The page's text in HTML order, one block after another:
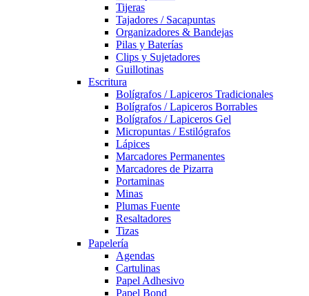
Tijeras
Tajadores / Sacapuntas
Organizadores & Bandejas
Pilas y Baterías
Clips y Sujetadores
Guillotinas
Escritura
Bolígrafos / Lapiceros Tradicionales
Bolígrafos / Lapiceros Borrables
Bolígrafos / Lapiceros Gel
Micropuntas / Estilógrafos
Lápices
Marcadores Permanentes
Marcadores de Pizarra
Portaminas
Minas
Plumas Fuente
Resaltadores
Tizas
Papelería
Agendas
Cartulinas
Papel Adhesivo
Papel Bond